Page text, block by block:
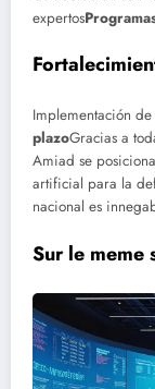
expertos
Implementación
plazoGracias a
Amiad se
artificial para la
nacional es
Sur le meme